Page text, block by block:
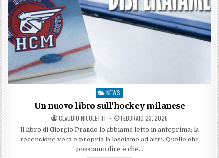
Posted
in
NEWS
Un nuovo libro sull’hockey milanese
AUTHOR:
CLAUDIO NICOLETTI PUBLISHED
DATE:
FEBBRAIO 23, 2026
Il libro di Giorgio Prando lo abbiamo letto in anteprima: la
recensione vera e propria la lasciamo ad altri. Quello che
possiamo dire è che…